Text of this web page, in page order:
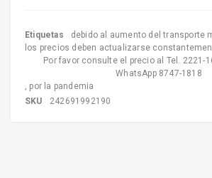
Etiquetas debido al aumento del transporte
los precios deben actualizarse
Por favor consulte el precio al Tel. 2221-
WhatsApp 8747-1818
, por la pandemia
SKU
242691992190